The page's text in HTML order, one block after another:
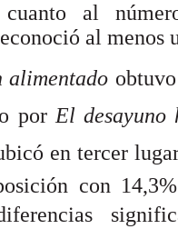
al
al menos
alimentado
por El
en tercer
con